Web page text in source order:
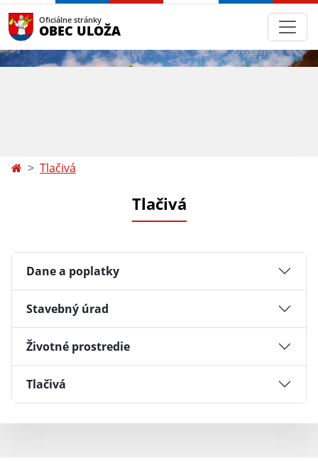
Oficiálne stránky
OBEC ULOŽA
Tlačivá
Tlačivá
Dane a poplatky
Stavebný úrad
Životné prostredie
Tlačivá